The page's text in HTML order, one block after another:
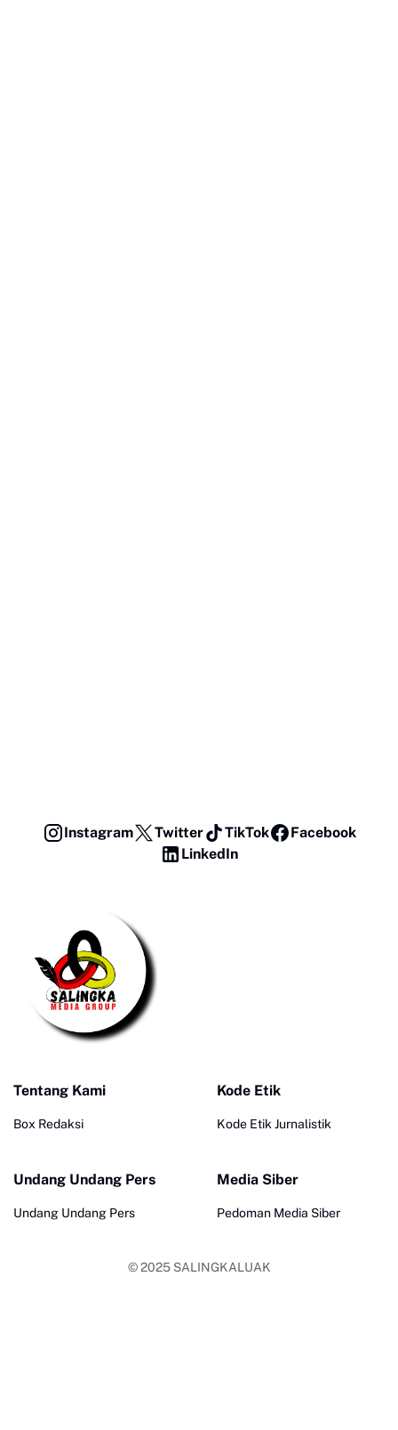
Instagram Twitter TikTok
Facebook
LinkedIn
Tentang Kami
Box Redaksi
Kode Etik
Kode Etik Jurnalistik
Undang Undang Pers
Undang Undang Pers
Media Siber
Pedoman Media Siber
© 2025 SALINGKALUAK